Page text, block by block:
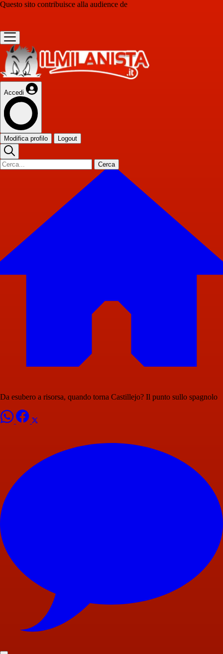
Questo sito contribuisce alla audience de
Accedi
Modifica profilo Logout
Cerca
Da esubero a risorsa, quando torna Castillejo? Il punto sullo spagnolo